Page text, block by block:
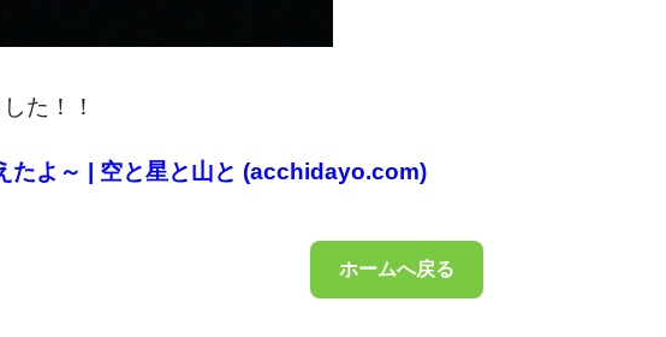
た！！
たよ～ | 空と星と山と (acchidayo.com)
ホームへ戻る